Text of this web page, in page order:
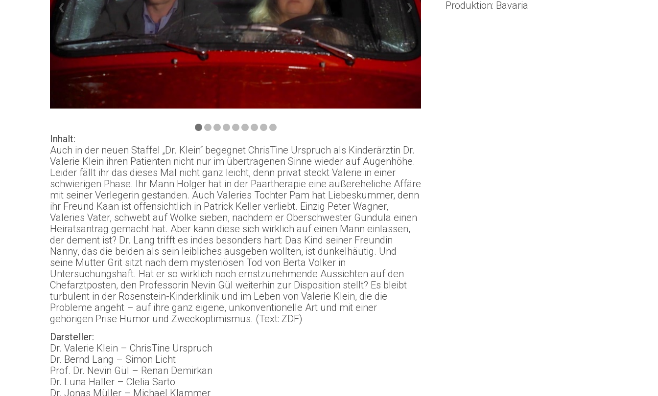
❮ ❯
Inhalt:
Auch in der neuen Staffel „Dr. Klein“ begegnet ChrisTine Urspruch als Kinderärztin Dr.
Valerie Klein ihren Patienten nicht nur im übertragenen Sinne wieder auf Augenhöhe.
Leider fällt ihr das dieses Mal nicht ganz leicht, denn privat steckt Valerie in einer
schwierigen Phase. Ihr Mann Holger hat in der Paartherapie eine außereheliche Affäre
mit seiner Verlegerin gestanden. Auch Valeries Tochter Pam hat Liebeskummer, denn
ihr Freund Kaan ist offensichtlich in Patrick Keller verliebt. Einzig Peter Wagner,
Valeries Vater, schwebt auf Wolke sieben, nachdem er Oberschwester Gundula einen
Heiratsantrag gemacht hat. Aber kann diese sich wirklich auf einen Mann einlassen,
der dement ist? Dr. Lang trifft es indes besonders hart: Das Kind seiner Freundin
Nanny, das die beiden als sein leibliches ausgeben wollten, ist dunkelhäutig. Und
seine Mutter Grit sitzt nach dem mysteriösen Tod von Berta Völker in
Untersuchungshaft. Hat er so wirklich noch ernstzunehmende Aussichten auf den
Chefarztposten, den Professorin Nevin Gül weiterhin zur Disposition stellt? Es bleibt
turbulent in der Rosenstein-Kinderklinik und im Leben von Valerie Klein, die die
Probleme angeht – auf ihre ganz eigene, unkonventionelle Art und mit einer
gehörigen Prise Humor und Zweckoptimismus. (Text: ZDF)
Darsteller:
Dr. Valerie Klein – ChrisTine Urspruch
Dr. Bernd Lang – Simon Licht
Prof. Dr. Nevin Gül – Renan Demirkan
Dr. Luna Haller – Clelia Sarto
Dr. Jonas Müller – Michael Klammer
Produktion: Bavaria